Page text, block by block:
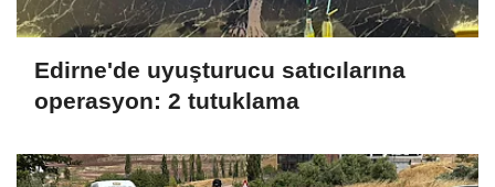
Edirne'de uyuşturucu satıcılarına
operasyon: 2 tutuklama